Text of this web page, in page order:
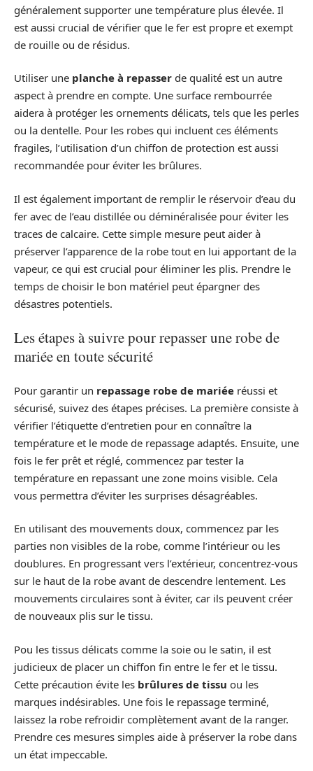
généralement supporter une température plus élevée. Il
est aussi crucial de vérifier que le fer est propre et exempt
de rouille ou de résidus.
Utiliser une planche à repasser de qualité est un autre
aspect à prendre en compte. Une surface rembourrée
aidera à protéger les ornements délicats, tels que les perles
ou la dentelle. Pour les robes qui incluent ces éléments
fragiles, l’utilisation d’un chiffon de protection est aussi
recommandée pour éviter les brûlures.
Il est également important de remplir le réservoir d’eau du
fer avec de l’eau distillée ou déminéralisée pour éviter les
traces de calcaire. Cette simple mesure peut aider à
préserver l’apparence de la robe tout en lui apportant de la
vapeur, ce qui est crucial pour éliminer les plis. Prendre le
temps de choisir le bon matériel peut épargner des
désastres potentiels.
Les étapes à suivre pour repasser une robe de
mariée en toute sécurité
Pour garantir un repassage robe de mariée réussi et
sécurisé, suivez des étapes précises. La première consiste à
vérifier l’étiquette d’entretien pour en connaître la
température et le mode de repassage adaptés. Ensuite, une
fois le fer prêt et réglé, commencez par tester la
température en repassant une zone moins visible. Cela
vous permettra d’éviter les surprises désagréables.
En utilisant des mouvements doux, commencez par les
parties non visibles de la robe, comme l’intérieur ou les
doublures. En progressant vers l’extérieur, concentrez-vous
sur le haut de la robe avant de descendre lentement. Les
mouvements circulaires sont à éviter, car ils peuvent créer
de nouveaux plis sur le tissu.
Pou les tissus délicats comme la soie ou le satin, il est
judicieux de placer un chiffon fin entre le fer et le tissu.
Cette précaution évite les brûlures de tissu ou les
marques indésirables. Une fois le repassage terminé,
laissez la robe refroidir complètement avant de la ranger.
Prendre ces mesures simples aide à préserver la robe dans
un état impeccable.